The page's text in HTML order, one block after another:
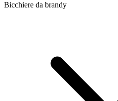
Bicchiere da brandy